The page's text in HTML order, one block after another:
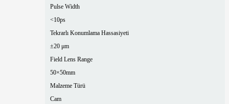
Pulse Width
<10ps
Tekrarlı Konumlama Hassasiyeti
±20 μm
Field Lens Range
50×50mm
Malzeme Türü
Cam